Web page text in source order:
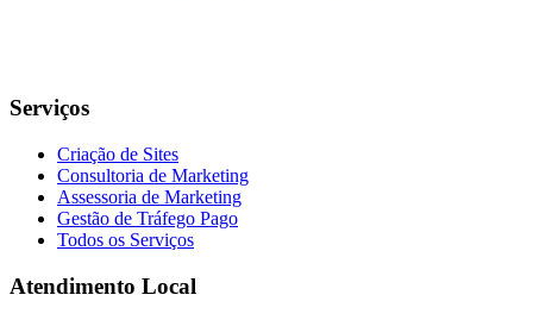
Serviços
Criação de Sites
Consultoria de Marketing
Assessoria de Marketing
Gestão de Tráfego Pago
Todos os Serviços
Atendimento Local